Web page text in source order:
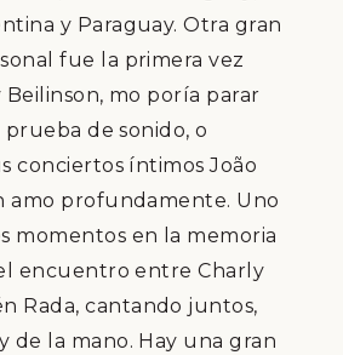
y Paraguay. Otra gran
fue la primera vez
mo poría parar
prueba de sonido,o
conciertos íntimosJoão
amo profundamente. Uno
momentos en la memoria
encuentro entre Charly
n Rada, cantando juntos,
de la mano. Hay una gran